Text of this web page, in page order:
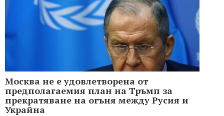
Москва не е удовлетворена от
предполагаемия план на Тръмп за
прекратяване на огъня между Русия и
Украйна